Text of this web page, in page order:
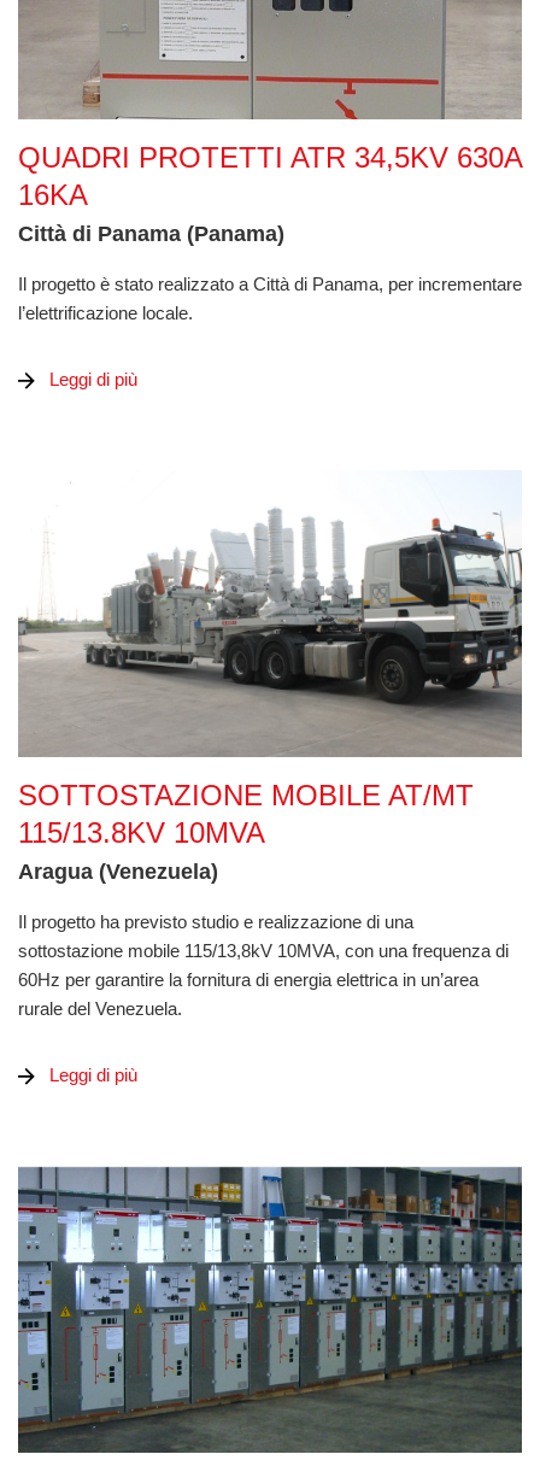
QUADRI PROTETTI ATR 34,5KV 630A
16KA
Città di Panama (Panama)
Il progetto è stato realizzato a Città di Panama, per incrementare
l’elettrificazione locale.
Leggi di più
SOTTOSTAZIONE MOBILE AT/MT
115/13.8KV 10MVA
Aragua (Venezuela)
Il progetto ha previsto studio e realizzazione di una
sottostazione mobile 115/13,8kV 10MVA, con una frequenza di
60Hz per garantire la fornitura di energia elettrica in un’area
rurale del Venezuela.
Leggi di più